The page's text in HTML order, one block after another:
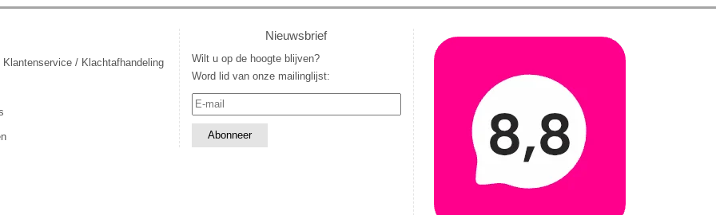
/ Klachtafhandeling
Nieuwsbrief
Wilt u op de hoogte blijven?
Word lid van onze mailinglijst: